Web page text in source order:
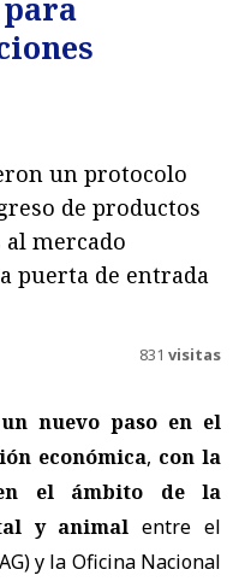
un protocolo
de productos
mercado
puerta de entrada
831 visitas
nuevo paso en el
económica, con la
el ámbito de la
y animal entre el
y la Oficina Nacional